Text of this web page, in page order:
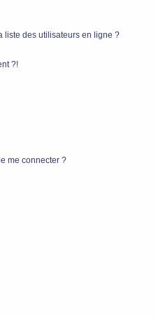
liste des utilisateurs en ligne ?
?!
me connecter ?